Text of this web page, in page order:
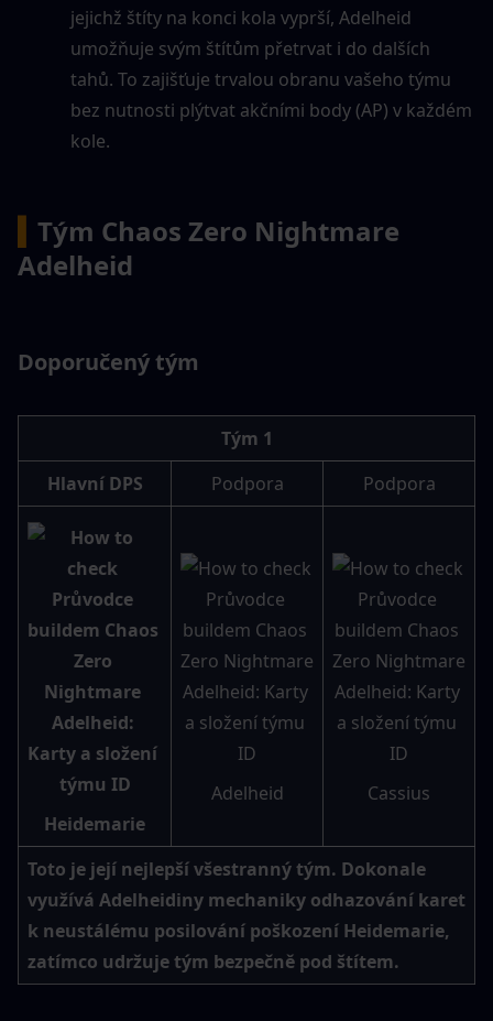
jejichž štíty na konci kola vyprší, Adelheid
umožňuje svým štítům přetrvat i do dalších
tahů. To zajišťuje trvalou obranu vašeho týmu
bez nutnosti plýtvat akčními body (AP) v každém
kole.
Tým Chaos Zero Nightmare
Adelheid
Doporučený tým
Tým 1
Hlavní DPS
Podpora Podpora
Heidemarie
Adelheid Cassius
Toto je její nejlepší všestranný tým. Dokonale
využívá Adelheidiny mechaniky odhazování karet
k neustálému posilování poškození Heidemarie,
zatímco udržuje tým bezpečně pod štítem.